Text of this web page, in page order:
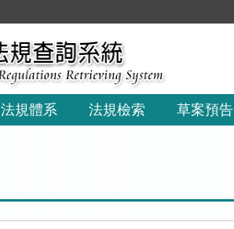
法規體系 法規檢索 草案預告